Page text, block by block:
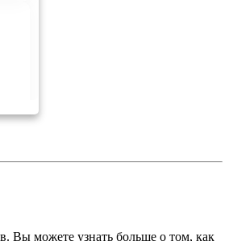
Вы можете узнать больше о том, как